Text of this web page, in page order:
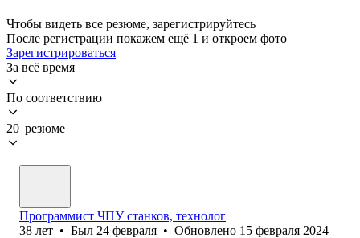
Чтобы видеть все резюме, зарегистрируйтесь
После регистрации покажем ещё 1 и откроем фото
Зарегистрироваться
За всё время
По соответствию
20 резюме
Программист ЧПУ станков, технолог
38 лет • Был 24 февраля • Обновлено 15 февраля 2024